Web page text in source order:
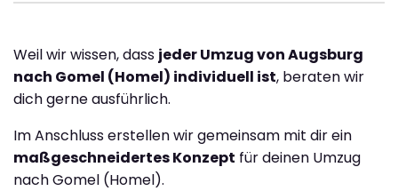
Weil wir wissen, dass jeder Umzug von Augsburg
nach Gomel (Homel) individuell ist, beraten wir
dich gerne ausführlich.
Im Anschluss erstellen wir gemeinsam mit dir ein
maßgeschneidertes Konzept für deinen Umzug
nach Gomel (Homel).